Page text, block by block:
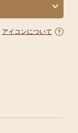
アイコンについて